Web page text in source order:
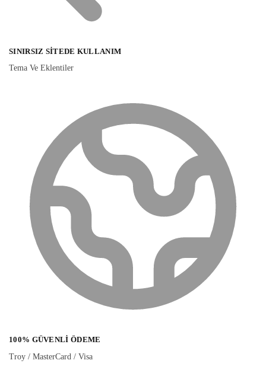
SINIRSIZ SITEDE KULLANIM
Tema Ve Eklentiler
100% GÜVENLI ÖDEME
Troy / MasterCard / Visa